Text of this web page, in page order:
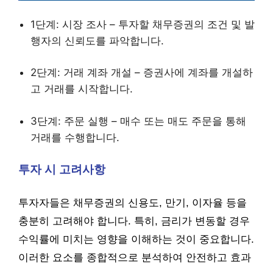
1단계: 시장 조사 – 투자할 채무증권의 조건 및 발
행자의 신뢰도를 파악합니다.
2단계: 거래 계좌 개설 – 증권사에 계좌를 개설하
고 거래를 시작합니다.
3단계: 주문 실행 – 매수 또는 매도 주문을 통해
거래를 수행합니다.
투자 시 고려사항
투자자들은 채무증권의 신용도, 만기, 이자율 등을
충분히 고려해야 합니다. 특히, 금리가 변동할 경우
수익률에 미치는 영향을 이해하는 것이 중요합니다.
이러한 요소를 종합적으로 분석하여 안전하고 효과